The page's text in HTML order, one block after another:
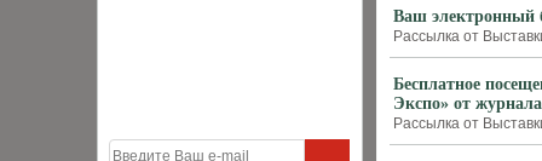
Ваш электронный
Рассылка от
Бесплатное
Экспо» от
Рассылка от